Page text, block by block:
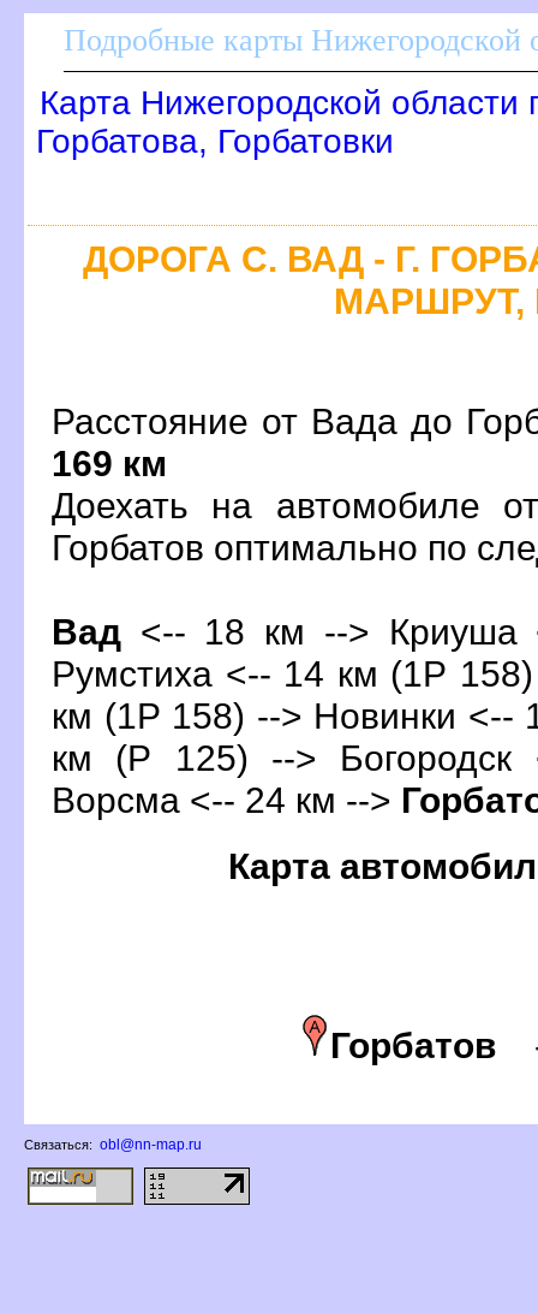
Подробные карты Нижегородской
Карта Нижегородской области
Горбатова, Горбатовки
ДОРОГА С. ВАД - Г.
МАРШРУТ,
Расстояние от Вада до
169 км
Доехать на автомобиле
Горбатов оптимально по
ад <-- 18 км -->
Румстиха <-- 14 км (1Р
км (1Р 158) --> Новинки <--
км (Р 125) -->
орсма <-- 24 км -->
Карта
Горбато
Связаться: obl@nn-map.ru